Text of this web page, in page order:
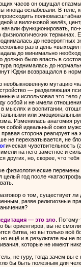
часов он ощущал
иногда ослабевали. В
и вилочковой желёз,
функционировать,
физиологических терминах.
до невероятных
раз в день «выходил
до минимально
должно было впасть в
поднималась до
Юджи возвращался в
необыкновенную мутацию
— разделяющая
и использовал это
собой и не имели
мыслях и воспитании,
или
Изменилась анатомия
собой идеальный союз
сторона реагирует
не перехватывается, не
ическая чувствительность
на него заметное и
других, но, скорее, что
физиологические
целый год после
о том, существует
разве религиозные
— это зло. Потому-
бы ориентиров, вы не
битва, но вы только
ещё и в результате вы не
которые не имеют
не гуру, тогда зачем вы
бы быть полезным для